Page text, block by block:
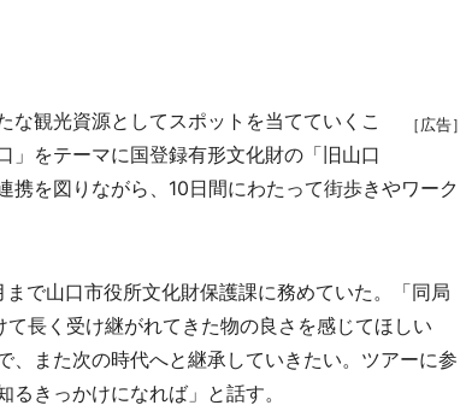
［広告］
観光資源としてスポットを当てていくこ
」をテーマに国登録有形文化財の「旧山口
を図りながら、10日間にわたって街歩きやワーク
で山口市役所文化財保護課に務めていた。「同局
長く受け継がれてきた物の良さを感じてほしい
、また次の時代へと継承していきたい。ツアーに参
きっかけになれば」と話す。